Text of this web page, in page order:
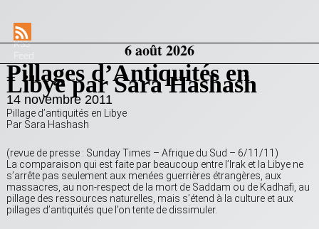
RSS
6 août 2026
Pillages d’Antiquités en
Libye par Sara Hashash
14 novembre 2011
Pillage d’antiquités en Libye
Par Sara Hashash
(revue de presse : Sunday Times – Afrique du Sud – 6/11/11)
La comparaison qui est faite par beaucoup entre l’Irak et la Libye ne
s’arrête pas seulement aux menées guerrières étrangères, aux
massacres, au non-respect de la mort de Saddam ou de Kadhafi, au
pillage des ressources naturelles, mais s’étend à la culture et aux
pillages d’antiquités que l’on tente de dissimuler.